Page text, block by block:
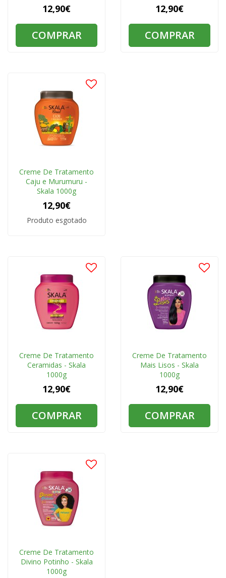
12,90€
COMPRAR
12,90€
COMPRAR
Creme De Tratamento
Caju e Murumuru -
Skala 1000g
12,90€
Produto esgotado
Creme De Tratamento
Ceramidas - Skala
1000g
12,90€
COMPRAR
Creme De Tratamento
Mais Lisos - Skala
1000g
12,90€
COMPRAR
Creme De Tratamento
Divino Potinho - Skala
1000g